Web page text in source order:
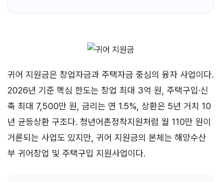
귀어 지원금은 창업자금과 주택자금 중심의 융자 사업이다.
2026년 기준 핵심 한도는 창업 최대 3억 원, 주택구입·신
축 최대 7,500만 원, 금리는 연 1.5%, 상환은 5년 거치 10
년 균등상환 구조다. 청년어촌정착지원처럼 월 110만 원이
거론되는 사업도 있지만, 귀어 지원금의 본체는 해양수산
부 귀어창업 및 주택구입 지원사업이다.